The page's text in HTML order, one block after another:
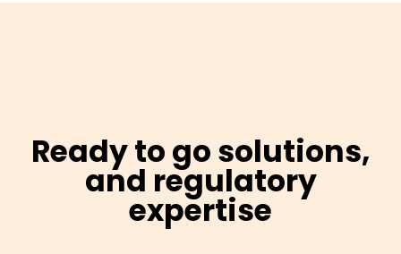
Ready to go solutions,
and regulatory
expertise